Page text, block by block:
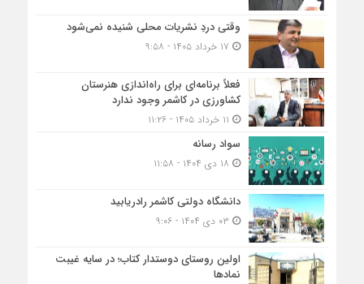
وقتی دردِ نشریات محلی شنیده نمی‌شود
فعلاً برنامه‌ای برای راه‌اندازی هنرستان
کشاورزی در کاشمر وجود ندارد
سواد رسانه
دانشگاه دولتی کاشمر‌ رادریابید
اولین روستای دوستدار کتاب؛ در سایه غیبت
نمادها